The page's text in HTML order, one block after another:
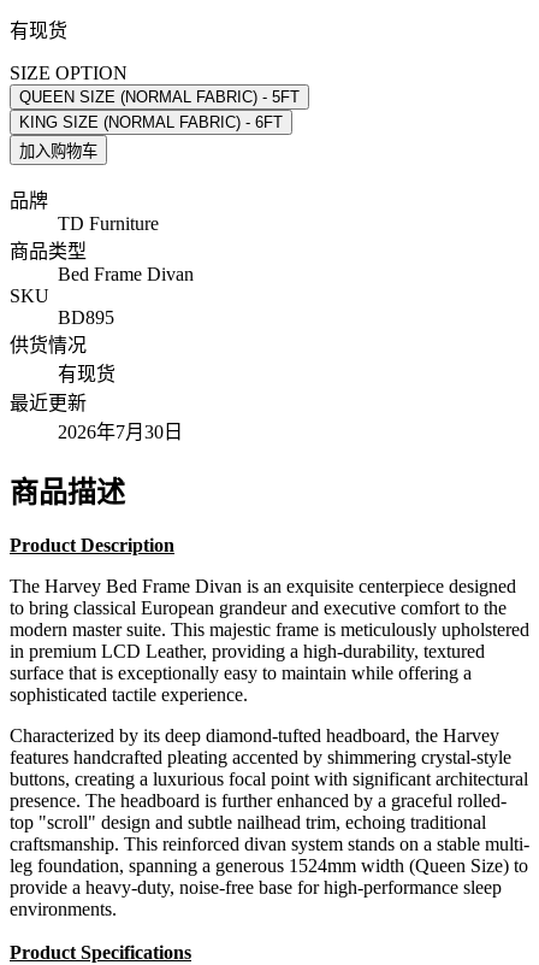
有现货
SIZE OPTION
QUEEN SIZE (NORMAL FABRIC) - 5FT
KING SIZE (NORMAL FABRIC) - 6FT
加入购物车
品牌
TD Furniture
商品类型
Bed Frame Divan
SKU
BD895
供货情况
有现货
最近更新
2026年7月30日
商品描述
Product Description
The Harvey Bed Frame Divan is an exquisite centerpiece designed
to bring classical European grandeur and executive comfort to the
modern master suite. This majestic frame is meticulously upholstered
in premium LCD Leather, providing a high-durability, textured
surface that is exceptionally easy to maintain while offering a
sophisticated tactile experience.
Characterized by its deep diamond-tufted headboard, the Harvey
features handcrafted pleating accented by shimmering crystal-style
buttons, creating a luxurious focal point with significant architectural
presence. The headboard is further enhanced by a graceful rolled-
top "scroll" design and subtle nailhead trim, echoing traditional
craftsmanship. This reinforced divan system stands on a stable multi-
leg foundation, spanning a generous 1524mm width (Queen Size) to
provide a heavy-duty, noise-free base for high-performance sleep
environments.
Product Specifications